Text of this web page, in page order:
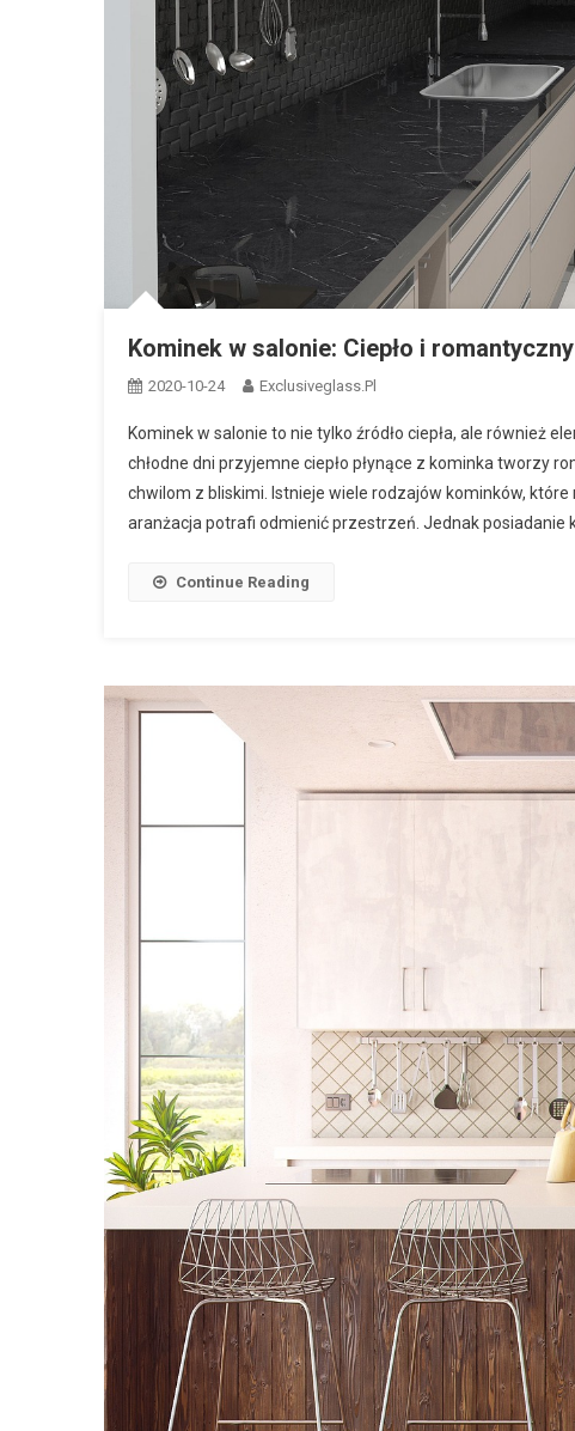
Kominek w salonie: Ciepło i
2020-10-24 Exclusiveglass.pl
Kominek w salonie to nie tylko źródło ciepła, ale również
chłodne dni przyjemne ciepło płynące z kominka tworzy
chwilom z bliskimi. Istnieje wiele rodzajów kominków,
aranżacja potrafi odmienić przestrzeń. Jednak posiadanie
Continue Reading